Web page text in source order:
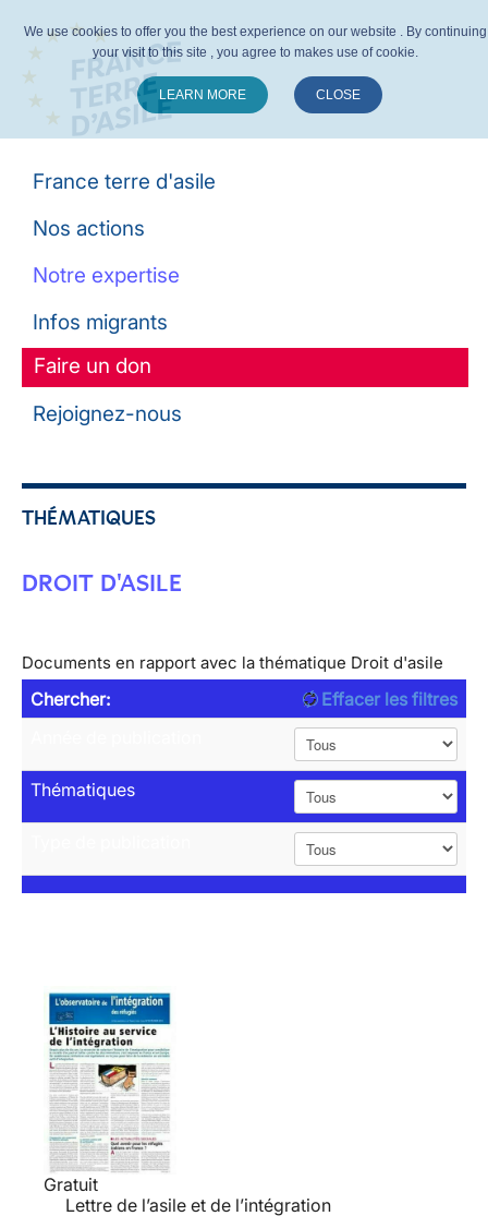
France terre d'asile
Nos actions
Notre expertise
Infos migrants
Faire un don
Rejoignez-nous
THÉMATIQUES
DROIT D'ASILE
Documents en rapport avec la thématique Droit d'asile
Chercher:
Effacer les filtres
Thématiques
Gratuit
Lettre de l’asile et de l’intégration
We use cookies to offer you the best experience on our website . By continuing
your visit to this site , you agree to makes use of cookie.
LEARN MORE CLOSE